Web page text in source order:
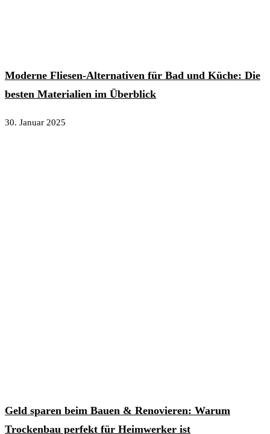
Moderne Fliesen-Alternativen für Bad und Küche: Die
besten Materialien im Überblick
30. Januar 2025
Geld sparen beim Bauen & Renovieren: Warum
Trockenbau perfekt für Heimwerker ist